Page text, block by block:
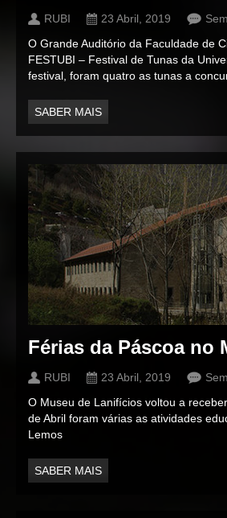
RUBI 23 Abril, 2019
O Grande Auditório da Faculdade de
FESTUBI – Festival de Tunas da
festival, foram quatro as tunas a
SABER MAIS
Férias da Páscoa no
RUBI 23 Abril, 2019
O Museu de Lanifícios voltou a
de Abril foram várias as atividades
Lemos
SABER MAIS